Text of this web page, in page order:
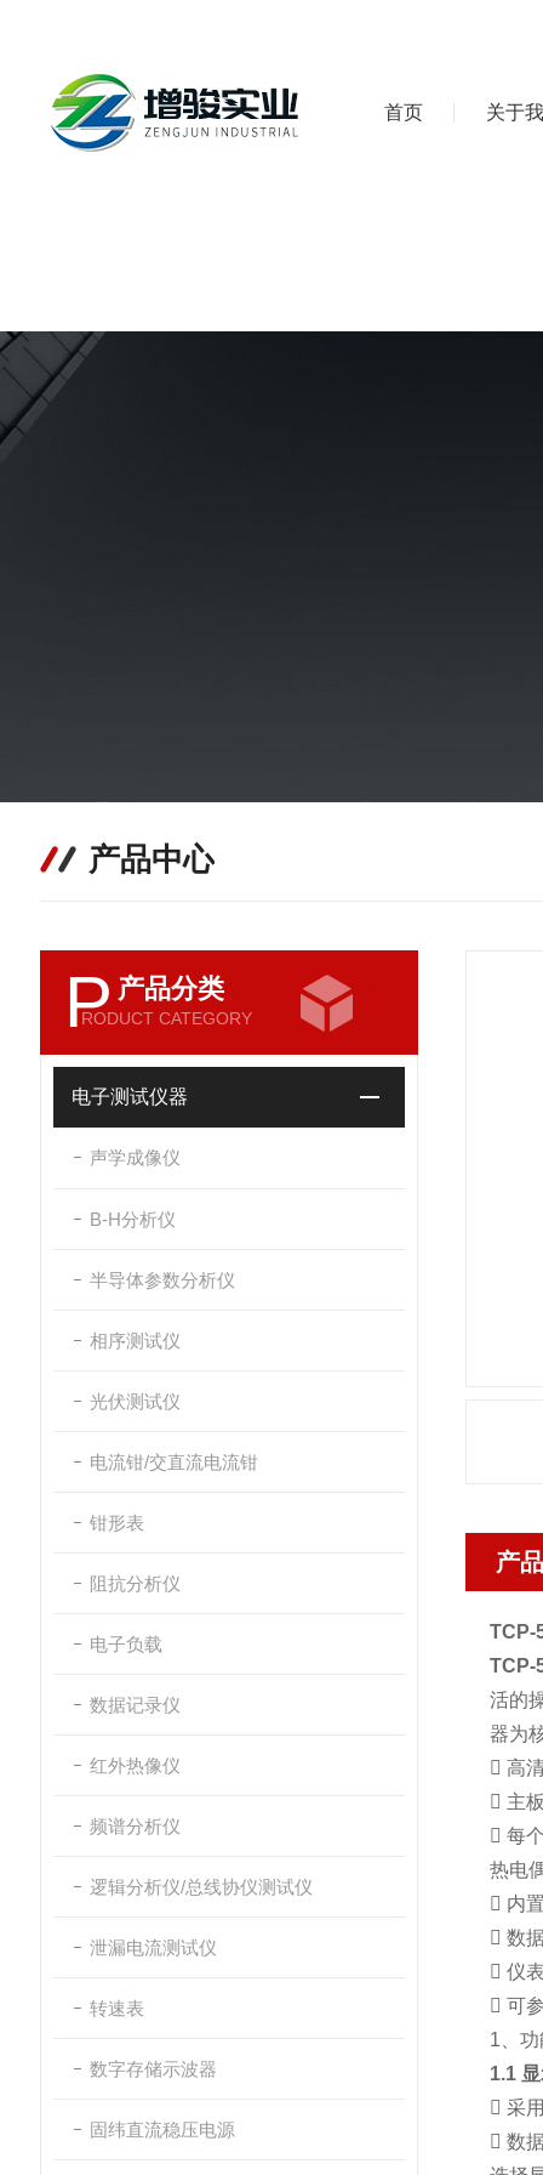
首页 关于
产品中心
P 产品分类
RODUCT CATEGORY
电子测试仪器
声学成像仪
B-H分析仪
半导体参数分析仪
相序测试仪
光伏测试仪
电流钳/交直流电流钳
钳形表
阻抗分析仪
电子负载
数据记录仪
红外热像仪
频谱分析仪
逻辑分析仪/总线协仪测试仪
泄漏电流测试仪
转速表
数字存储示波器
固纬直流稳压电源
产
TCP-
TCP-
活的
器为
 高
 主
每
热电
 内
 数
 仪
 可
1、
1.1
 采
数